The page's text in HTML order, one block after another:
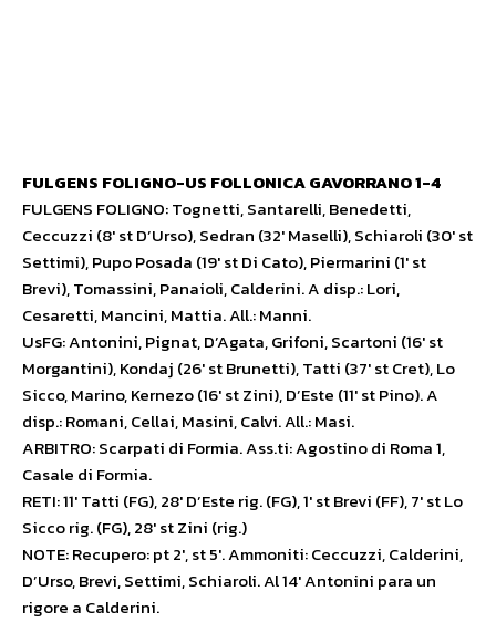
FULGENS FOLIGNO-US FOLLONICA GAVORRANO 1-4
FULGENS FOLIGNO: Tognetti, Santarelli, Benedetti,
Ceccuzzi (8′ st D’Urso), Sedran (32′ Maselli), Schiaroli (30′ st
Settimi), Pupo Posada (19′ st Di Cato), Piermarini (1′ st
Brevi), Tomassini, Panaioli, Calderini. A disp.: Lori,
Cesaretti, Mancini, Mattia. All.: Manni.
UsFG: Antonini, Pignat, D’Agata, Grifoni, Scartoni (16′ st
Morgantini), Kondaj (26′ st Brunetti), Tatti (37′ st Cret), Lo
Sicco, Marino, Kernezo (16′ st Zini), D’Este (11′ st Pino). A
disp.: Romani, Cellai, Masini, Calvi. All.: Masi.
ARBITRO: Scarpati di Formia. Ass.ti: Agostino di Roma 1,
Casale di Formia.
RETI: 11′ Tatti (FG), 28′ D’Este rig.(FG), 1′ st Brevi (FF), 7′ st Lo
Sicco rig.(FG), 28′ st Zini (rig.)
NOTE: Recupero: pt 2′, st 5′. Ammoniti:Ceccuzzi, Calderini,
D’Urso, Brevi, Settimi, Schiaroli. Al 14′ Antonini para un
rigore a Calderini.